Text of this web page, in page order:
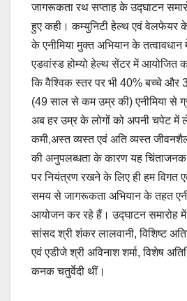
जागरूकता रथ सप्ताह के उद्घाटन
हुए कही। कम्युनिटी हेल्थ एवं वेलफेयर
के एनीमिया मुक्त अभियान के तत्वावधान
एडवांस्ड होम्यो हेल्थ सेंटर में आयोजित
कि वैश्विक स्तर पर भी 40% बच्चे और
(49 साल से कम उम्र की) एनीमिया से
अब हर उम्र के लोगों को अपनी चपेट में
कमी,अस्त व्यस्त एवं अति व्यस्त
की अनुपलब्धता के कारण यह चिंताजनक
पर नियंत्रण रखने के लिए ही हम
समय से जागरूकता अभियान के तहत
आयोजन कर रहे हैं। उद्घाटन समारोह में
सांसद श्री शंकर लालवानी, विशिष्ट
एवं एडीजे श्री अविनाश शर्मा, विशेष
कनक चतुर्वेदी थीं।